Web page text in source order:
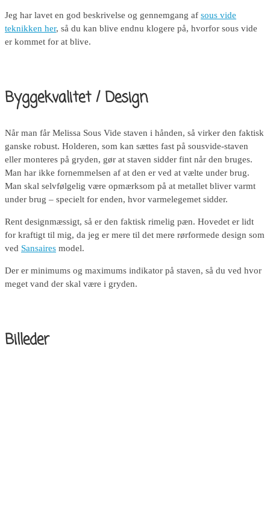
Jeg har lavet en god beskrivelse og gennemgang af sous vide
teknikken her, så du kan blive endnu klogere på, hvorfor sous vide
er kommet for at blive.
Byggekvalitet / Design
Når man får Melissa Sous Vide staven i hånden, så virker den faktisk
ganske robust. Holderen, som kan sættes fast på sousvide-staven
eller monteres på gryden, gør at staven sidder fint når den bruges.
Man har ikke fornemmelsen af at den er ved at vælte under brug.
Man skal selvfølgelig være opmærksom på at metallet bliver varmt
under brug – specielt for enden, hvor varmelegemet sidder.
Rent designmæssigt, så er den faktisk rimelig pæn. Hovedet er lidt
for kraftigt til mig, da jeg er mere til det mere rørformede design som
ved Sansaires model.
Der er minimums og maximums indikator på staven, så du ved hvor
meget vand der skal være i gryden.
Billeder